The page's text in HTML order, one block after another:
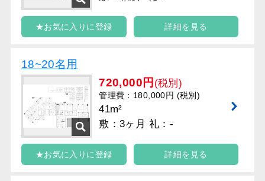
★お気に入りに登録 詳細を見る
18~20名用
720,000円 (税別)
管理費：180,000円 (税別)
41m²
敷：3ヶ月 礼：-
★お気に入りに登録 詳細を見る